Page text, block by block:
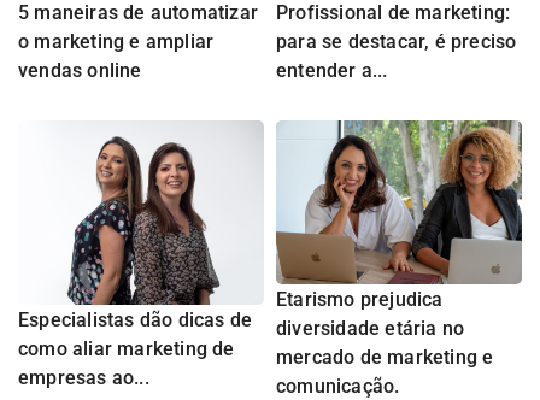
5 maneiras de automatizar
o marketing e ampliar
vendas online
Profissional de marketing:
para se destacar, é preciso
entender a...
Especialistas dão dicas de
como aliar marketing de
empresas ao...
Etarismo prejudica
diversidade etária no
mercado de marketing e
comunicação.